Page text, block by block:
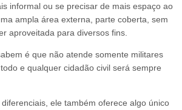
informal ou se precisar de mais espaço ao
ampla área externa, parte coberta, sem
aproveitada para diversos fins.
é que não atende somente militares
e qualquer cidadão civil será sempre
ele também oferece algo único